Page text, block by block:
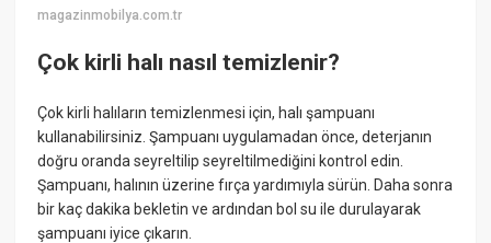
magazinmobilya.com.tr
Çok kirli halı nasıl temizlenir?
Çok kirli halıların temizlenmesi için, halı şampuanı
kullanabilirsiniz. Şampuanı uygulamadan önce, deterjanın
doğru oranda seyreltilip seyreltilmediğini kontrol edin.
Şampuanı, halının üzerine fırça yardımıyla sürün. Daha sonra
bir kaç dakika bekletin ve ardından bol su ile durulayarak
şampuanı iyice çıkarın.